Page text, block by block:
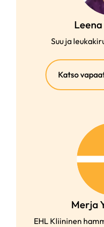
Suu ja
Katso
Merja
EHL Kliininen